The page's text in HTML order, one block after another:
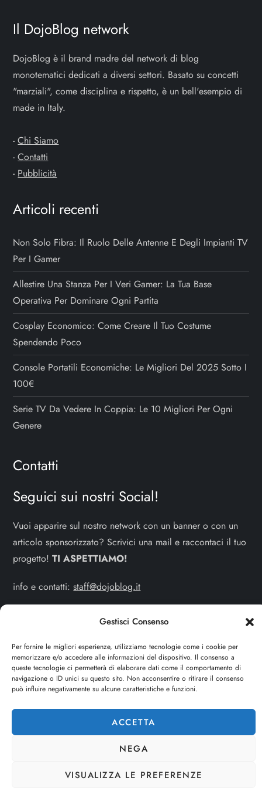
Gestisci Consenso
Per fornire le migliori esperienze, utilizziamo tecnologie come i cookie per
memorizzare e/o accedere alle informazioni del dispositivo. Il consenso a
queste tecnologie ci permetterà di elaborare dati come il comportamento di
navigazione o ID unici su questo sito. Non acconsentire o ritirare il consenso
può influire negativamente su alcune caratteristiche e funzioni.
ACCETTA
NEGA
VISUALIZZA LE PREFERENZE
Il DojoBlog network
DojoBlog è il brand madre del network di blog
monotematici dedicati a diversi settori. Basato su concetti
"marziali", come disciplina e rispetto, è un bell'esempio di
made in Italy.
-Chi Siamo
-Contatti
- Pubblicità
Articoli recenti
Non Solo Fibra: Il Ruolo Delle Antenne E Degli Impianti TV
Per I Gamer
Allestire Una Stanza Per I Veri Gamer: La Tua Base
Operativa Per Dominare Ogni Partita
Cosplay Economico: Come Creare Il Tuo Costume
Spendendo Poco
Console Portatili Economiche: Le Migliori Del 2025 Sotto I
100€
Serie TV Da Vedere In Coppia: Le 10 Migliori Per Ogni
Genere
Contatti
Seguici sui nostri Social!
Vuoi apparire sul nostro network con un banner o con un
articolo sponsorizzato? Scrivici una mail e raccontaci il tuo
progetto!TI ASPETTIAMO!
info e contatti:staff@dojoblog.it
legale in Via delle Sirene 34 - Roma - P.iva:
IT13402731007
Cerca